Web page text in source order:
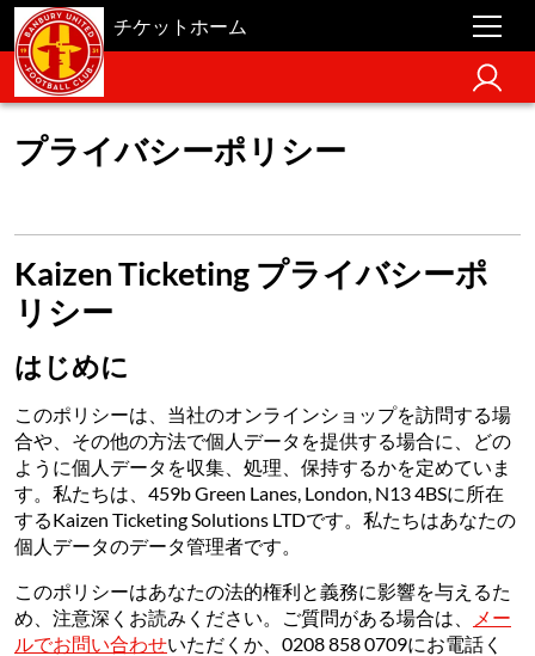
チケットホーム
プライバシーポリシー
Kaizen Ticketing プライバシーポ
リシー
はじめに
このポリシーは、当社のオンラインショップを訪問する場
合や、その他の方法で個人データを提供する場合に、どの
ように個人データを収集、処理、保持するかを定めていま
す。私たちは、459b Green Lanes, London, N13 4BSに所在
するKaizen Ticketing Solutions LTDです。私たちはあなたの
個人データのデータ管理者です。
このポリシーはあなたの法的権利と義務に影響を与えるた
め、注意深くお読みください。ご質問がある場合は、
メー
ルでお問い合わせいただくか、0208 858 0709にお電話く